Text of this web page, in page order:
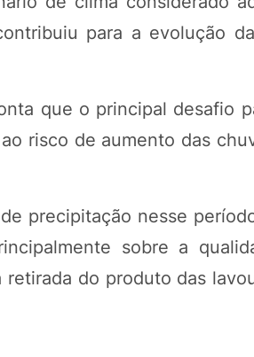
para a evolução
que o principal desafio
risco de aumento das
precipitação nesse
sobre a
do produto das